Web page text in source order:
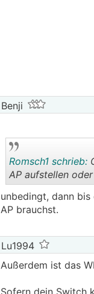
Benji
Romsch1 schrieb:
AP aufstellen
unbedingt, dann
AP brauchst.
Lu1994
Außerdem ist das
Sofern dein Switch